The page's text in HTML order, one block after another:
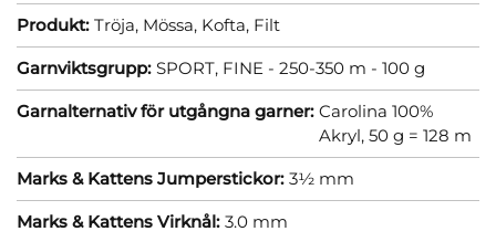
Produkt: Tröja, Mössa, Kofta, Filt
Garnviktsgrupp: SPORT, FINE - 250-350 m - 100 g
Garnalternativ för utgångna garner: Carolina 100%
Akryl, 50 g = 128 m
Marks & Kattens Jumperstickor: 3½ mm
Marks & Kattens Virknål: 3.0 mm